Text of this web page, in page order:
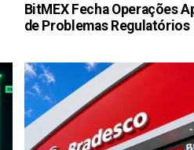
BitMEX Fecha Operações
de Problemas Regulatórios